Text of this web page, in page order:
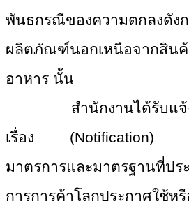
พันธกรณีของความตกลงดัง
ผลิตภัณฑ์นอกเหนือจากสินค้
อาหาร นั้น
สำนักงานได้รับแจ้
เรื่อง (Notification) เกี่
มาตรการและมาตรฐานที่ปร
การการค้าโลกประกาศใช้หรื